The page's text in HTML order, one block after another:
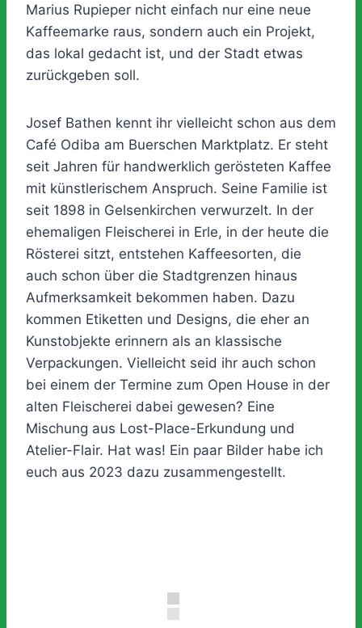
Marius Rupieper nicht einfach nur eine neue
Kaffeemarke raus, sondern auch ein Projekt,
das lokal gedacht ist, und der Stadt etwas
zurückgeben soll.
Josef Bathen kennt ihr vielleicht schon aus dem
Café Odiba am Buerschen Marktplatz. Er steht
seit Jahren für handwerklich gerösteten Kaffee
mit künstlerischem Anspruch. Seine Familie ist
seit 1898 in Gelsenkirchen verwurzelt. In der
ehemaligen Fleischerei in Erle, in der heute die
Rösterei sitzt, entstehen Kaffeesorten, die
auch schon über die Stadtgrenzen hinaus
Aufmerksamkeit bekommen haben. Dazu
kommen Etiketten und Designs, die eher an
Kunstobjekte erinnern als an klassische
Verpackungen. Vielleicht seid ihr auch schon
bei einem der Termine zum Open House in der
alten Fleischerei dabei gewesen? Eine
Mischung aus Lost-Place-Erkundung und
Atelier-Flair. Hat was! Ein paar Bilder habe ich
euch aus 2023 dazu zusammengestellt.